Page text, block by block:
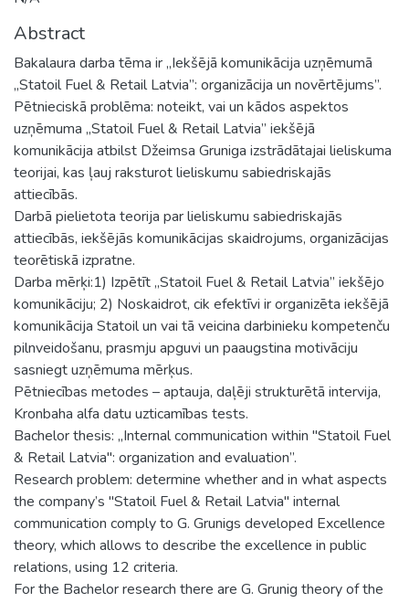
Abstract
Bakalaura darba tēma ir „Iekšējā komunikācija uzņēmumā
„Statoil Fuel & Retail Latvia”: organizācija un novērtējums”.
Pētnieciskā problēma: noteikt, vai un kādos aspektos
uzņēmuma „Statoil Fuel & Retail Latvia” iekšējā
komunikācija atbilst Džeimsa Gruniga izstrādātajai lieliskuma
teorijai, kas ļauj raksturot lieliskumu sabiedriskajās
attiecībās.
Darbā pielietota teorija par lieliskumu sabiedriskajās
attiecībās, iekšējās komunikācijas skaidrojums, organizācijas
teorētiskā izpratne.
Darba mērķi:1) Izpētīt „Statoil Fuel & Retail Latvia” iekšējo
komunikāciju; 2) Noskaidrot, cik efektīvi ir organizēta iekšējā
komunikācija Statoil un vai tā veicina darbinieku kompetenču
pilnveidošanu, prasmju apguvi un paaugstina motivāciju
sasniegt uzņēmuma mērķus.
Pētniecības metodes – aptauja, daļēji strukturētā intervija,
Kronbaha alfa datu uzticamības tests.
Bachelor thesis: „Internal communication within "Statoil Fuel
& Retail Latvia": organization and evaluation”.
Research problem: determine whether and in what aspects
the company’s "Statoil Fuel & Retail Latvia" internal
communication comply to G. Grunigs developed Excellence
theory, which allows to describe the excellence in public
relations, using 12 criteria.
For the Bachelor research there are G. Grunig theory of the